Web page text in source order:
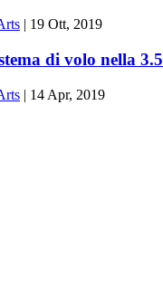
19 Ott, 2019
di volo nella 3.5
| 14 Apr, 2019